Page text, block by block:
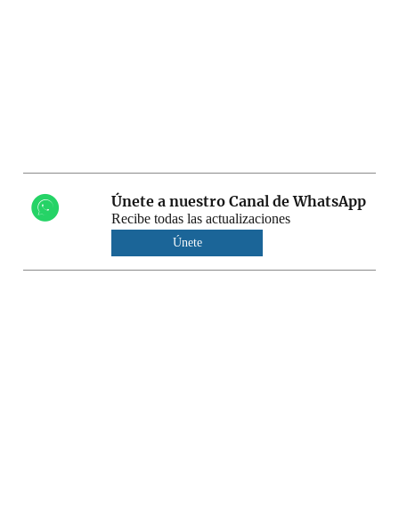
Únete a nuestro Canal de WhatsApp
Recibe todas las actualizaciones
Únete